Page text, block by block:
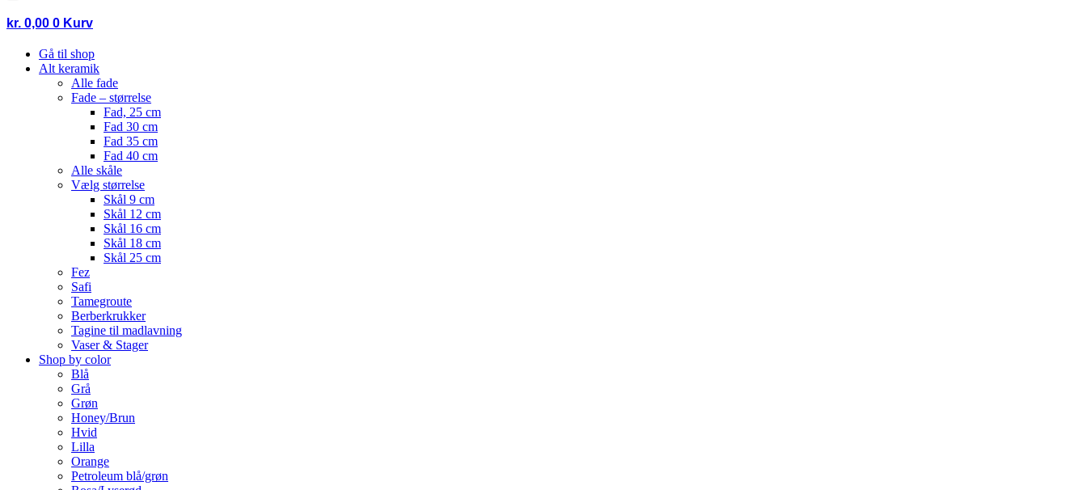
kr. 0,00 0 Kurv
Gå til shop
Alt keramik
Alle fade
Fade – størrelse
Fad, 25 cm
Fad 30 cm
Fad 35 cm
Fad 40 cm
Alle skåle
Vælg størrelse
Skål 9 cm
Skål 12 cm
Skål 16 cm
Skål 18 cm
Skål 25 cm
Fez
Safi
Tamegroute
Berberkrukker
Tagine til madlavning
Vaser & Stager
Shop by color
Blå
Grå
Grøn
Honey/Brun
Hvid
Lilla
Orange
Petroleum blå/grøn